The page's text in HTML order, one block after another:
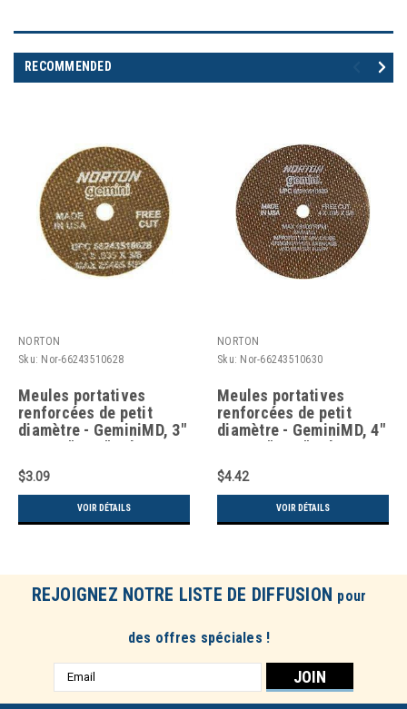
RECOMMENDED
NORTON
Sku: Nor-66243510628
Meules portatives
renforcées de petit
diamètre - GeminiMD, 3"
x 0,035", 3/8" Arbre,
d'aluminium, 25465
Tr/min
$3.09
VOIR DÉTAILS
NORTON
Sku: Nor-66243510630
Meules portatives
renforcées de petit
diamètre - GeminiMD, 4"
x 0,035", 3/8" Arbre,
d'aluminium, 19100
Tr/min
$4.42
VOIR DÉTAILS
REJOIGNEZ NOTRE LISTE DE DIFFUSION pour
des offres spéciales !
Adresse
e-